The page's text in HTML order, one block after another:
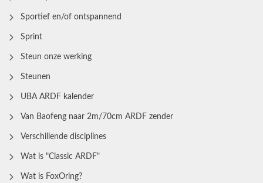
Sportief en/of ontspannend
Sprint
Steun onze werking
Steunen
UBA ARDF kalender
Van Baofeng naar 2m/70cm ARDF zender
Verschillende disciplines
Wat is "Classic ARDF"
Wat is FoxOring?